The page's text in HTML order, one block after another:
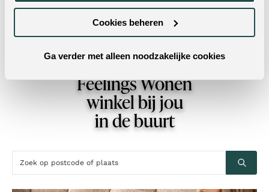
Cookies beheren
Ga verder met alleen noodzakelijke cookies
ook online samenstellen en bestellen. Zo kies je op
jouw eigen manier de bank die past bij jouw woonstijl
Vind een
Feelings Wonen
winkel bij jou
in de buurt